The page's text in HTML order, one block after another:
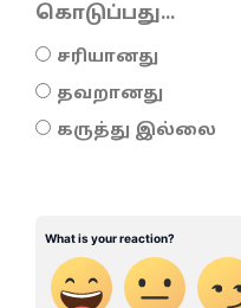
கொடுப்பது...
சரியானது
தவறானது
கருத்து இல்லை